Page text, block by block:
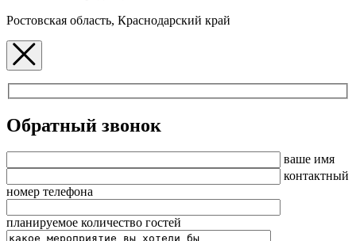
Ростовская область, Краснодарский край
Обратный звонок
ваше имя
контактный
номер телефона
планируемое количество гостей